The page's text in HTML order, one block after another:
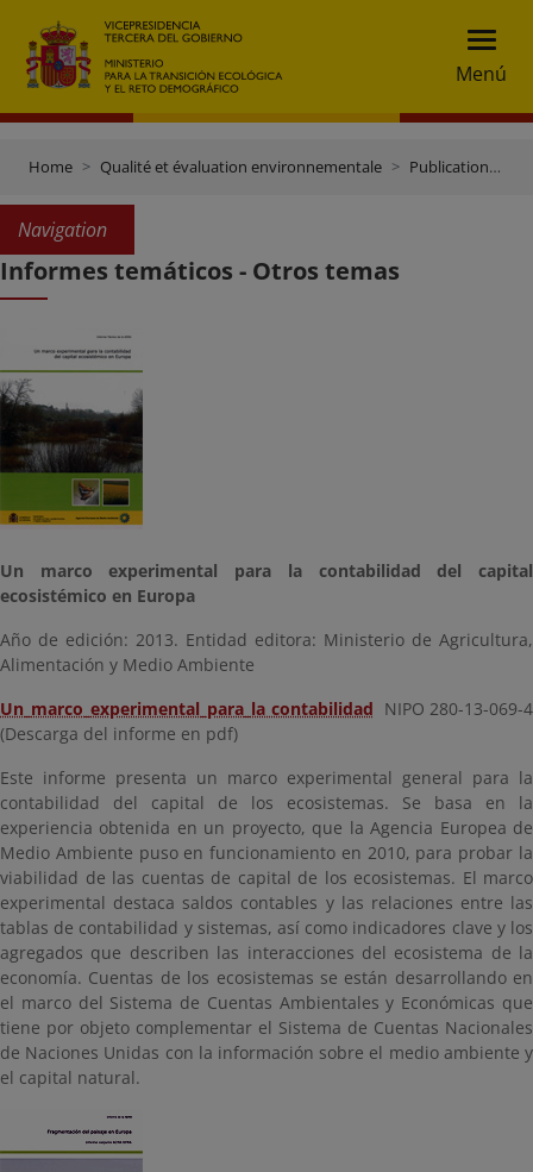
Menú
Home Qualité et évaluation environnementale Publications et documentation
Navigation
Informes temáticos - Otros temas
Un marco experimental para la contabilidad del capital
ecosistémico en Europa
Año de edición: 2013. Entidad editora: Ministerio de Agricultura,
Alimentación y Medio Ambiente
Un_marco_experimental_para_la contabilidad NIPO 280-13-069-4
(Descarga del informe en pdf)
Este informe presenta un marco experimental general para la
contabilidad del capital de los ecosistemas. Se basa en la
experiencia obtenida en un proyecto, que la Agencia Europea de
Medio Ambiente puso en funcionamiento en 2010, para probar la
viabilidad de las cuentas de capital de los ecosistemas. El marco
experimental destaca saldos contables y las relaciones entre las
tablas de contabilidad y sistemas, así como indicadores clave y los
agregados que describen las interacciones del ecosistema de la
economía. Cuentas de los ecosistemas se están desarrollando en
el marco del Sistema de Cuentas Ambientales y Económicas que
tiene por objeto complementar el Sistema de Cuentas Nacionales
de Naciones Unidas con la información sobre el medio ambiente y
el capital natural.